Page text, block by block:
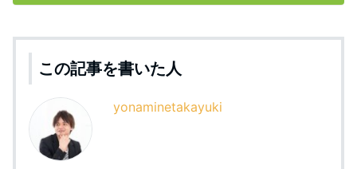
この記事を書いた人
yonaminetakayuki